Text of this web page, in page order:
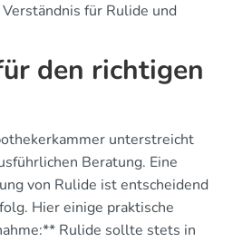
für Rulide und
den richtigen
unterstreicht
Beratung. Eine
von Rulide ist entscheidend
Hier einige praktische
Rulide sollte stets in